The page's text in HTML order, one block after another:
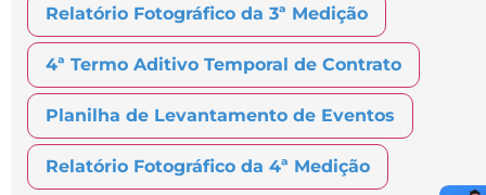
Relatório Fotográfico da 3ª Medição
4ª Termo Aditivo Temporal de Contrato
Planilha de Levantamento de Eventos
Relatório Fotográfico da 4ª Medição